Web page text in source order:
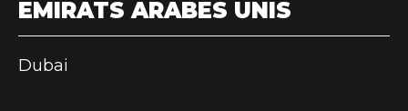
EMIRATS ARABES UNIS
Dubai